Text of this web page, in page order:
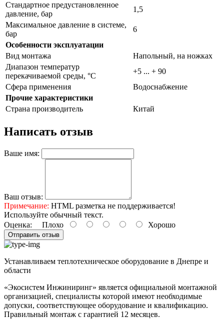
Стандартное предустановленное
давление, бар
1,5
Максимальное давление в системе,
бар
6
Особенности эксплуатации
Вид монтажа
Напольный, на ножках
Диапазон температур
перекачиваемой среды, °С
+5 ... + 90
Сфера применения
Водоснабжение
Прочие характеристики
Страна производитель
Китай
Написать отзыв
Ваше имя:
Ваш отзыв:
Примечание: HTML разметка не поддерживается!
Используйте обычный текст.
Оценка: Плохо Хорошо
Отправить отзыв
Устанавливаем теплотехническое оборудование в Днепре и
области
«Экосистем Инжиниринг» является официальной монтажной
организацией, специалисты которой имеют необходимые
допуски, соответствующее оборудование и квалификацию.
Правильный монтаж с гарантией 12 месяцев.